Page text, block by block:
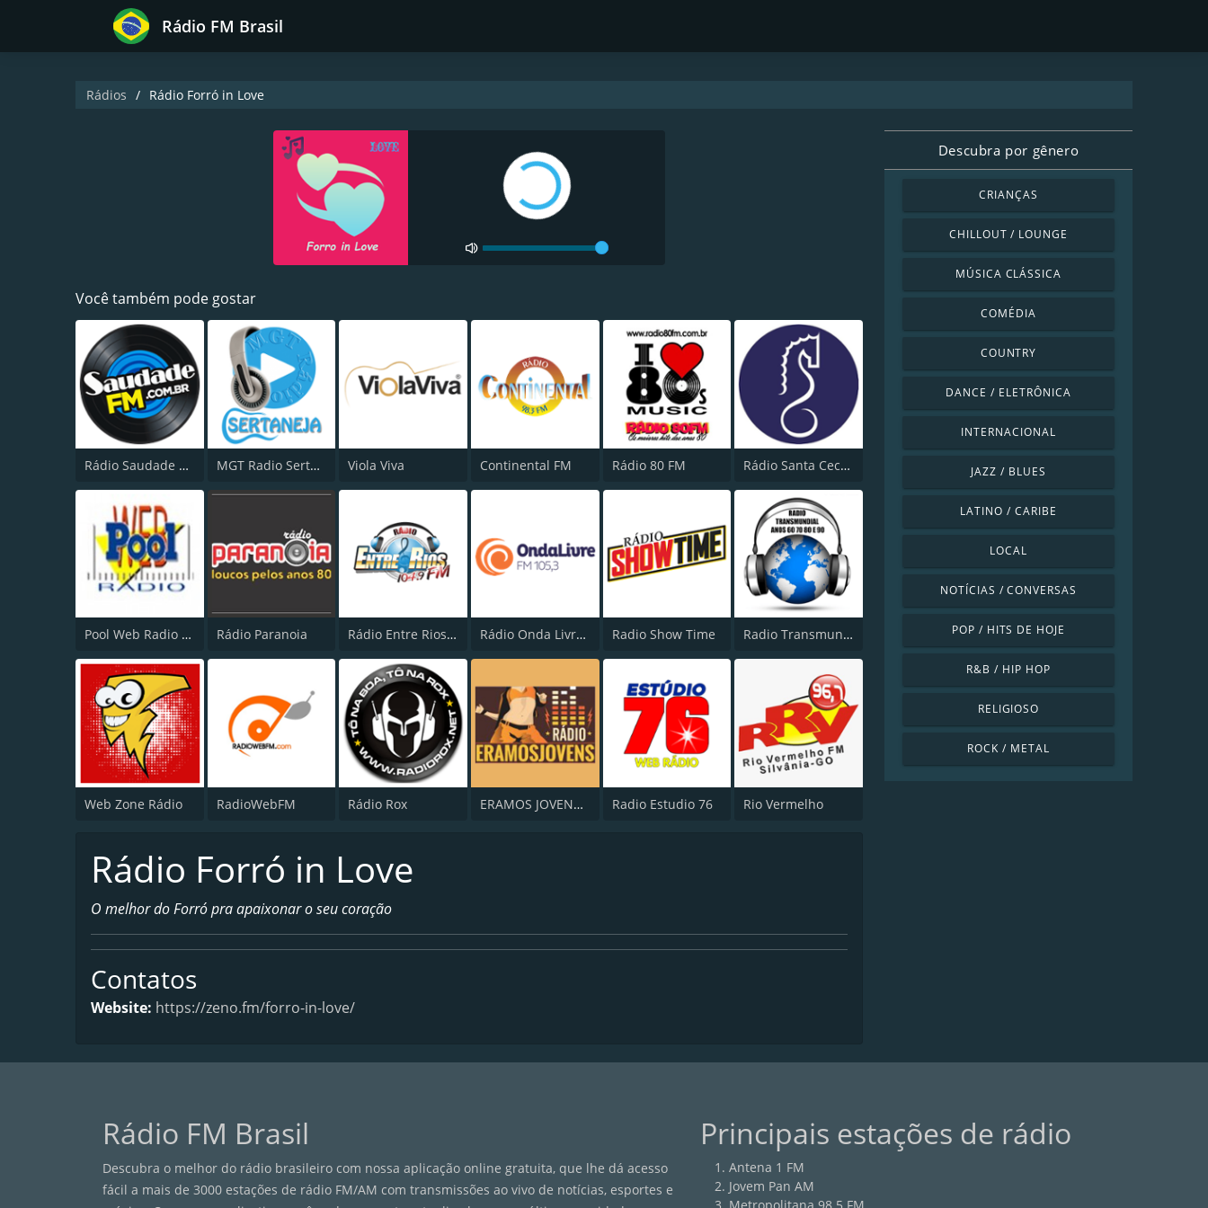
Rádio FM Brasil
Rádios Rádio Forró in Love
Você também pode gostar
Rádio Saudade FM 100.7 MGT Radio Sertaneja Viola Viva Continental FM Rádio 80 FM Rádio Santa Cecília FM 107.7
Pool Web Radio "Energia no Ar" Rádio Paranoia Rádio Entre Rios FM 104.9 Rádio Onda Livre FM 105.3 Radio Show Time Radio Transmundial 60 70 80 e 90
Web Zone Rádio RadioWebFM Rádio Rox ERAMOS JOVENS WEB RADIO Radio Estudio 76 Rio Vermelho
Rádio Forró in Love
O melhor do Forró pra apaixonar o seu coração
Contatos
Website: https://zeno.fm/forro-in-love/
Descubra por gênero
CRIANÇAS
CHILLOUT / LOUNGE
MÚSICA CLÁSSICA
COMÉDIA
COUNTRY
DANCE / ELETRÔNICA
INTERNACIONAL
JAZZ / BLUES
LATINO / CARIBE
LOCAL
NOTÍCIAS / CONVERSAS
POP / HITS DE HOJE
R&B / HIP HOP
RELIGIOSO
ROCK / METAL
Rádio FM Brasil
Descubra o melhor do rádio brasileiro com nossa aplicação online gratuita, que lhe dá acesso
fácil a mais de 3000 estações de rádio FM/AM com transmissões ao vivo de notícias, esportes e
Principais estações de rádio
Antena 1 FM
Jovem Pan AM